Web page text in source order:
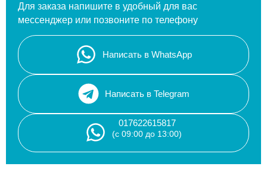
Для заказа напишите в удобный для вас
мессенджер или позвоните по телефону
Написать в WhatsApp
Написать в Telegram
017622615817
(с 09:00 до 13:00)